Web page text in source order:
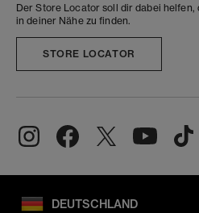
Der Store Locator soll dir dabei
in deiner Nähe zu finden.
STORE LOCATOR
DEUTSCHLAND